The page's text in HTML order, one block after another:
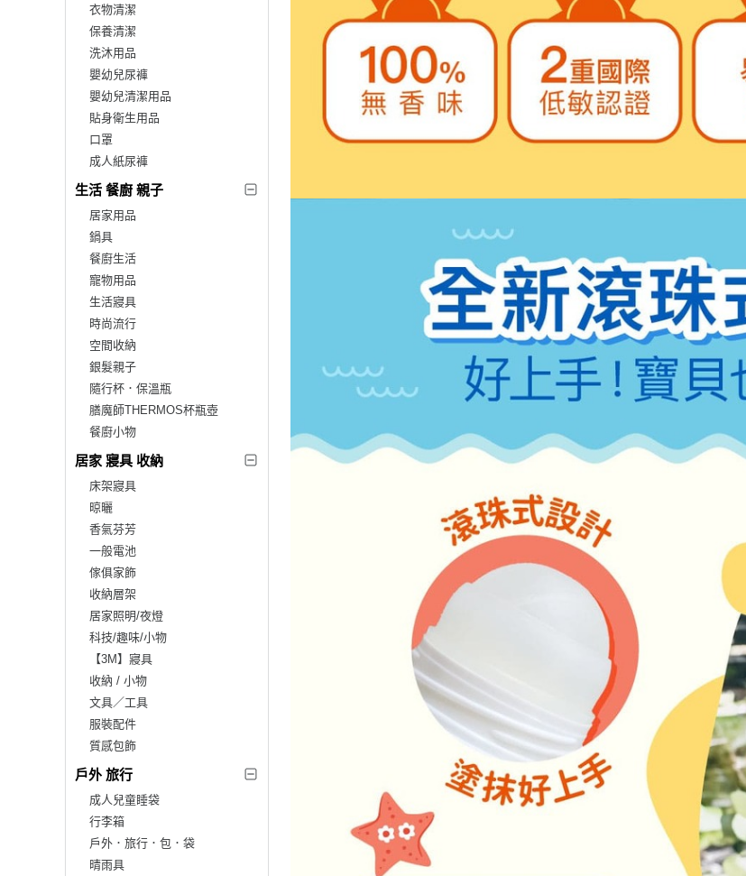
衣物清潔
保養清潔
洗沐用品
嬰幼兒尿褲
嬰幼兒清潔用品
貼身衛生用品
口罩
成人紙尿褲
生活 餐廚 親子
居家用品
鍋具
餐廚生活
寵物用品
生活寢具
時尚流行
空間收納
銀髮親子
隨行杯．保溫瓶
膳魔師THERMOS杯瓶壺
餐廚小物
居家 寢具 收納
床架寢具
晾曬
香氣芬芳
一般電池
傢俱家飾
收納層架
居家照明/夜燈
科技/趣味/小物
【3M】寢具
收納 / 小物
文具／工具
服裝配件
質感包飾
戶外 旅行
成人兒童睡袋
行李箱
戶外．旅行．包．袋
晴雨具